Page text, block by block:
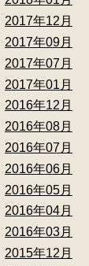
2017年12月
2017年09月
2017年07月
2017年01月
2016年12月
2016年08月
2016年07月
2016年06月
2016年05月
2016年04月
2016年03月
2015年12月